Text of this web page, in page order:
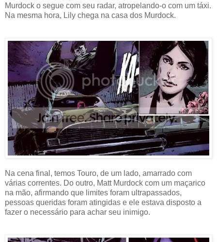
Murdock o segue com seu radar, atropelando-o com um táxi.
Na mesma hora, Lily chega na casa dos Murdock.
Na cena final, temos Touro, de um lado, amarrado com
várias correntes. Do outro, Matt Murdock com um maçarico
na mão, afirmando que limites foram ultrapassados,
pessoas queridas foram atingidas e ele estava disposto a
fazer o necessário para achar seu inimigo.